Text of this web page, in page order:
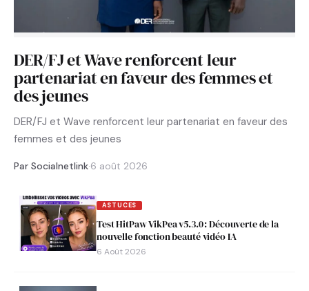
DER/FJ et Wave renforcent leur
partenariat en faveur des femmes et
des jeunes
DER/FJ et Wave renforcent leur partenariat en faveur des
femmes et des jeunes
Par Socialnetlink·6 août 2026
ASTUCES
Test HitPaw VikPea v5.3.0 : Découverte de la
nouvelle fonction beauté vidéo IA
6 Août 2026